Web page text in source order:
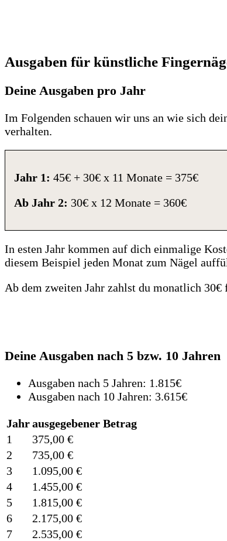
Ausgaben für künstliche
Deine Ausgaben pro Jahr
Im Folgenden schauen wir uns an wie sich
verhalten.
Jahr 1: 45€ + 30€ x 11 Monate = 375€
Ab Jahr 2: 30€ x 12 Monate = 360€
In esten Jahr kommen auf dich einmalige
diesem Beispiel jeden Monat zum Nägel
Ab dem zweiten Jahr zahlst du monatlich
Deine Ausgaben nach 5 bzw. 10 Jahren
Ausgaben nach 5 Jahren: 1.815€
Ausgaben nach 10 Jahren: 3.615€
Jahrausgegebener Betrag
1
375,00 €
2
735,00 €
3
1.095,00 €
4
1.455,00 €
5
1.815,00 €
6
2.175,00 €
7
2.535,00 €